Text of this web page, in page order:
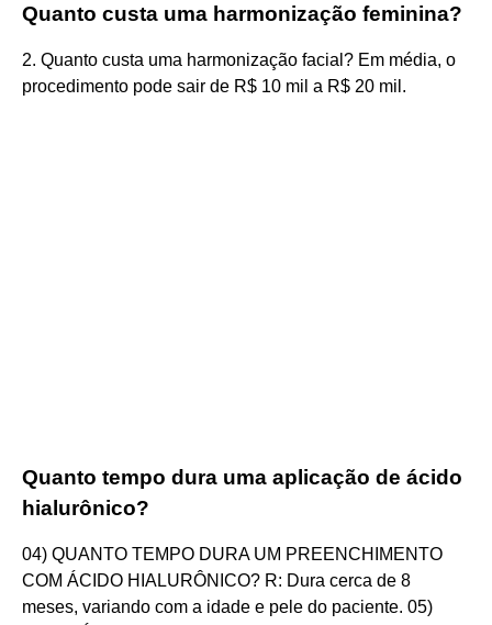
Quanto custa uma harmonização feminina?
2. Quanto custa uma harmonização facial? Em média, o
procedimento pode sair de R$ 10 mil a R$ 20 mil.
Quanto tempo dura uma aplicação de ácido
hialurônico?
04) QUANTO TEMPO DURA UM PREENCHIMENTO
COM ÁCIDO HIALURÔNICO? R: Dura cerca de 8
meses, variando com a idade e pele do paciente. 05)